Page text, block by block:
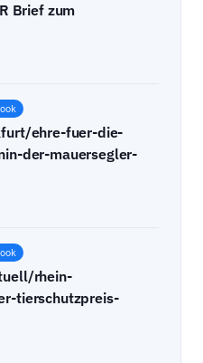
Brief zum
ehre-fuer-die-
der-mauersegler-
rhein-
tierschutzpreis-